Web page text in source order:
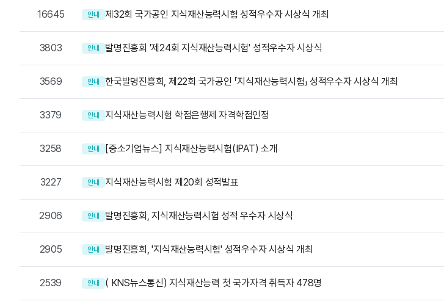
16645 안내 제32회 국가공인 지식재산능력시험 성적우수자 시상식 개최
3803 안내 발명진흥회 '제24회 지식재산능력시험' 성적우수자 시상식
3569 안내 한국발명진흥회, 제22회 국가공인 「지식재산능력시험」 성적우수자 시상식 개최
3379 안내 지식재산능력시험 학점은행제 자격학점인정
3258 안내 [중소기업뉴스] 지식재산능력시험(IPAT) 소개
3227 안내 지식재산능력시험 제20회 성적발표
2906 안내 발명진흥회, 지식재산능력시험 성적 우수자 시상식
2905 안내 발명진흥회, '지식재산능력시험' 성적우수자 시상식 개최
2539 안내 ( KNS뉴스통신) 지식재산능력 첫 국가자격 취득자 478명